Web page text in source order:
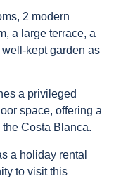
2 modern
a large terrace, a
kept garden as
a privileged
space, offering a
Costa Blanca.
a holiday rental
to visit this